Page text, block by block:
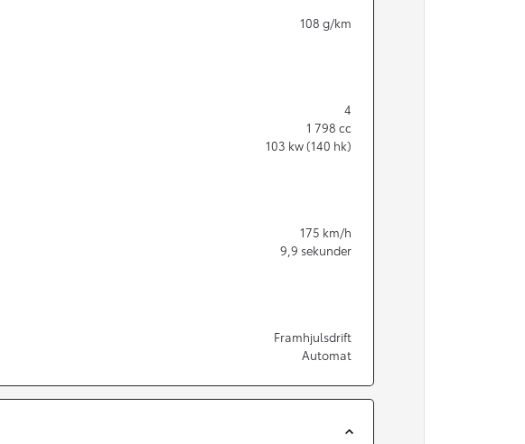
Från 350 900 kr
Från 3 450 kr/mån
Nya GR GT
108 g/km
4
1 798 cc
103 kw (140 hk)
175 km/h
9,9 sekunder
Framhjulsdrift
Automat